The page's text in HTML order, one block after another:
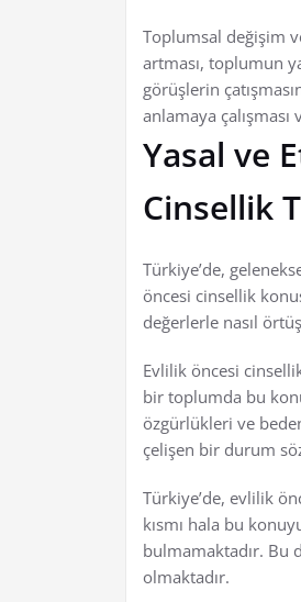
Toplumsal değişim
artması, toplumun
görüşlerin
anlamaya
Yasal ve
Cinsellik
Türkiye’de,
öncesi cinsellik
değerlerle nasıl
Evlilik öncesi
bir toplumda bu
özgürlükleri ve
çelişen bir durum
Türkiye’de, evlilik
kısmı hala bu
bulmamaktadır. Bu
olmaktadır.